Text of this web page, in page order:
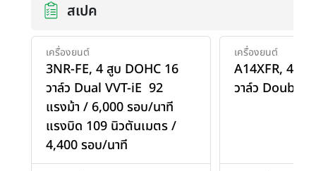
สเปค
เครื่องยนต์
3NR-FE, 4 สูบ DOHC 16
วาล์ว Dual VVT-iE 92
แรงม้า / 6,000 รอบ/นาที
แรงบิด 109 นิวตันเมตร /
4,400 รอบ/นาที
เครื่องยนต์
A14XFR, 4 สู
วาล์ว Double